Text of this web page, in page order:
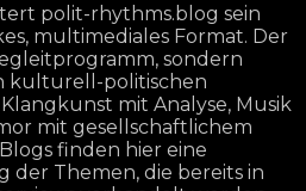
polit-rhythms.blog sein
multimediales Format. Der
sondern
kulturell-politischen
mit Analyse, Musik
mit gesellschaftlichem
finden hier eine
der Themen, die bereits in